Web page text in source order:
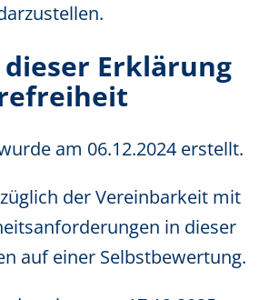
Erklärung
am 06.12.2024 erstellt.
der Vereinbarkeit mit
in dieser
auf einer Selbstbewertung.